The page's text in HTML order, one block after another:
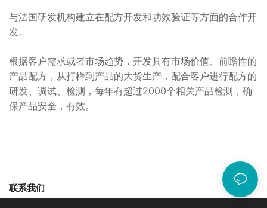
与法国研发机构建立在配方开发和功效验证等方面的合作开
发。
根据客户需求或者市场趋势，开发具有市场价值、前瞻性的
产品配方，从打样到产品的大货生产，配合客户进行配方的
研发、调试、检测，每年有超过2000个相关产品检测，确
保产品安全，有效。
联系我们